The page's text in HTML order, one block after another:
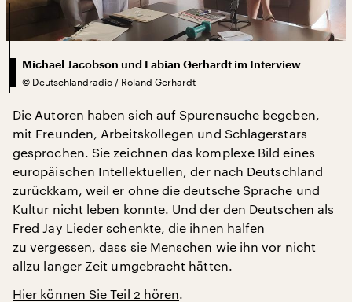
Michael Jacobson und Fabian Gerhardt im Interview
© Deutschlandradio / Roland Gerhardt
Die Autoren haben sich auf Spurensuche begeben,
mit Freunden, Arbeitskollegen und Schlagerstars
gesprochen. Sie zeichnen das komplexe Bild eines
europäischen Intellektuellen, der nach Deutschland
zurückkam, weil er ohne die deutsche Sprache und
Kultur nicht leben konnte. Und der den Deutschen als
Fred Jay Lieder schenkte, die ihnen halfen
zu vergessen, dass sie Menschen wie ihn vor nicht
allzu langer Zeit umgebracht hätten.
Hier können Sie Teil 2 hören.